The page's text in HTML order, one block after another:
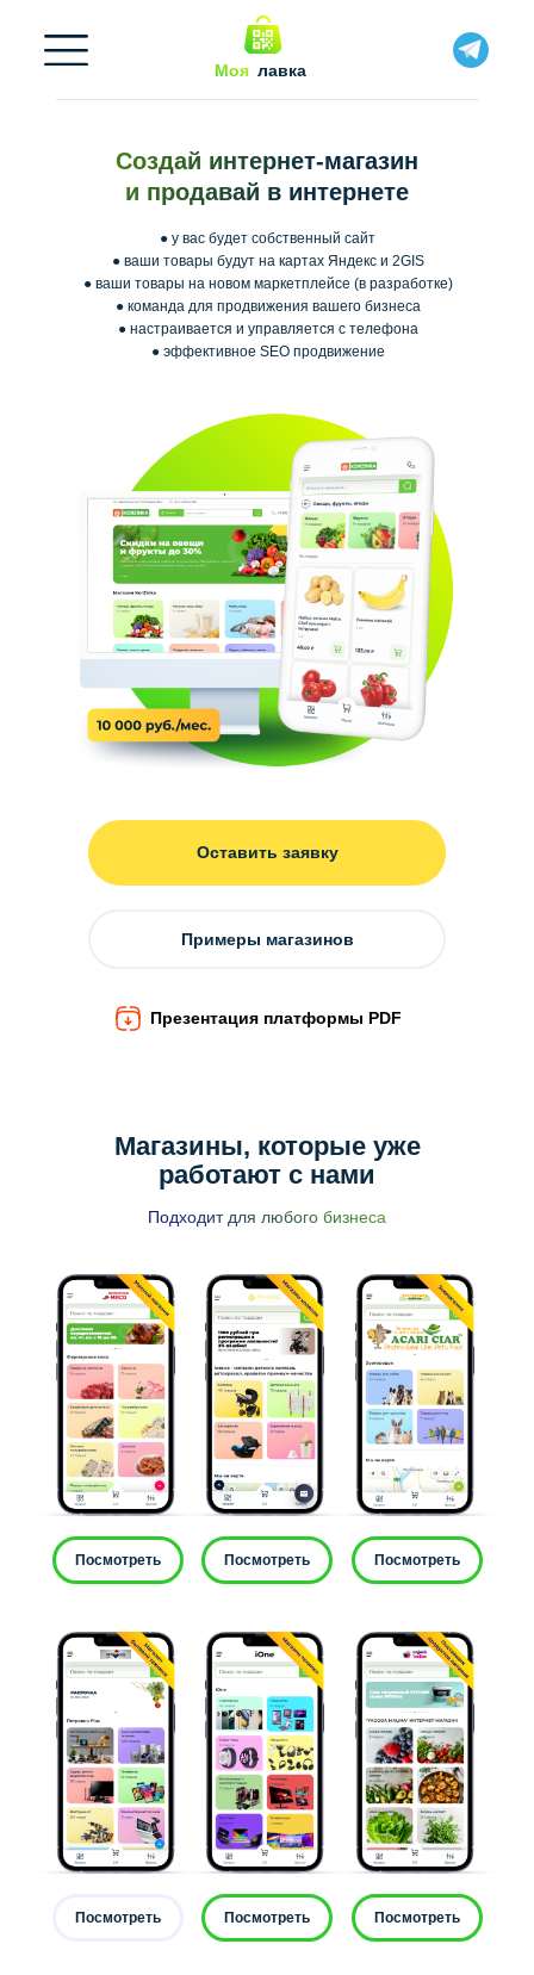
Создай интернет-магазин
и продавай в интернете
● у вас будет собственный сайт
● ваши товары будут на картах Яндекс и 2GIS
● ваши товары на новом маркетплейсе (в разработке)
● команда для продвижения вашего бизнеса
● настраивается и управляется с телефона
● эффективное SEO продвижение
Моя лавка
Примеры магазинов
Презентация платформы PDF
Оставить заявку
Посмотреть
Посмотреть
Посмотреть Посмотреть
Магазины, которые уже
работают с нами
Подходит для любого бизнеса
Посмотреть Посмотреть